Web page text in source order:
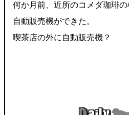
何か月前、近所のコメダ珈琲
自動販売機ができた。
喫茶店の外に自動販売機？